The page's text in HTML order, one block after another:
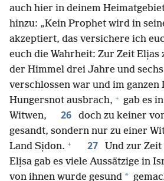
auch hier in deinem
hinzu: „Kein Prophet wird in
akzeptiert, das versichere ich
euch die Wahrheit: Zur Zeit Elịas
der Himmel drei Jahre und
verschlossen war und im ganzen
Hungersnot ausbrach, + gab es
Witwen,
26
doch zu keiner
gesandt, sondern nur zu einer
Land Sịdon. + 27
Und zur
Elịsa gab es viele Aussätzige in
von ihnen wurde gesund *